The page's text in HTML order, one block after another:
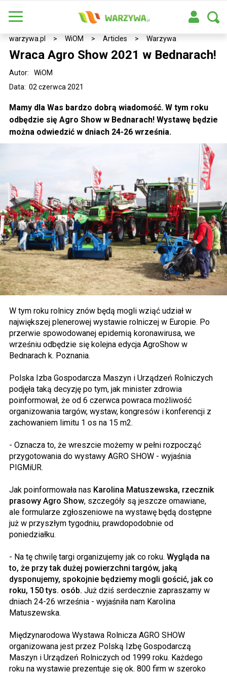
warzywa.pl > WiOM > Articles > Warzywa
Wraca Agro Show 2021 w Bednarach!
Data: 02 czerwca 2021
Autor: WiOM
Mamy dla Was bardzo dobrą wiadomość. W tym roku
odbędzie się Agro Show w Bednarach! Wystawę będzie
można odwiedzić w dniach 24-26 września.
W tym roku rolnicy znów będą mogli wziąć udział w
największej plenerowej wystawie rolniczej w Europie. Po
przerwie spowodowanej epidemią koronawirusa, we
wrześniu odbędzie się kolejna edycja AgroShow w
Bednarach k. Poznania.
Polska Izba Gospodarcza Maszyn i Urządzeń Rolniczych
podjęła taką decyzję po tym, jak minister zdrowia
poinformował, że od 6 czerwca powraca możliwość
organizowania targów, wystaw, kongresów i konferencji z
zachowaniem limitu 1 os na 15 m2.
- Oznacza to, że wreszcie możemy w pełni rozpocząć
przygotowania do wystawy AGRO SHOW - wyjaśnia
PIGMiUR.
Jak poinformowała nas Karolina Matuszewska, rzecznik
prasowy Agro Show, szczegóły są jeszcze omawiane,
ale formularze zgłoszeniowe na wystawę będą dostępne
już w przyszłym tygodniu, prawdopodobnie od
poniedziałku.
- Na tę chwilę targi organizujemy jak co roku. Wygląda na
to, że przy tak dużej powierzchni targów, jaką
dysponujemy, spokojnie będziemy mogli gościć, jak co
roku, 150 tys. osób. Już dziś serdecznie zapraszamy w
dniach 24-26 września - wyjaśniła nam Karolina
Matuszewska.
Międzynarodowa Wystawa Rolnicza AGRO SHOW
organizowana jest przez Polską Izbę Gospodarczą
Maszyn i Urządzeń Rolniczych od 1999 roku. Każdego
roku na wystawie prezentuje się ok. 800 firm w szeroko